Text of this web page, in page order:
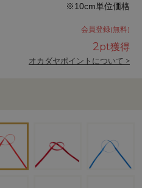
※10cm単位価格
会員登録(無料)
2pt獲得
オカダヤポイントについて >